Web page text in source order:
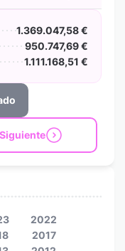
1.369.047,58 €
950.747,69 €
1.111.168,51 €
Siguiente
2022
2017